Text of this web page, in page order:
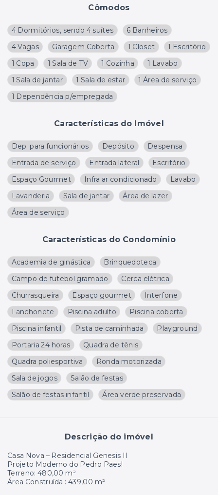
Cômodos
4 Dormitórios, sendo 4 suítes
6 Banheiros
4 Vagas
Garagem Coberta 1 Closet
1 Escritório
1 Copa
1 Sala de TV 1 Cozinha
1 Lavabo
1 Sala de jantar
1 Sala de estar
1 Área de serviço
1 Dependência p/empregada
Características do Imóvel
Dep. para funcionários Depósito
Despensa
Entrada de serviço
Entrada lateral
Escritório
Espaço Gourmet
Infra ar condicionado
Lavabo
Lavanderia
Sala de jantar
Área de lazer
Área de serviço
Características do Condomínio
Academia de ginástica
Brinquedoteca
Campo de futebol gramado
Cerca elétrica
Churrasqueira
Espaço gourmet
Interfone
Lanchonete
Piscina adulto
Piscina coberta
Piscina infantil
Pista de caminhada
Playground
Portaria 24 horas
Quadra de tênis
Quadra poliesportiva
Ronda motorizada
Sala de jogos
Salão de festas
Salão de festas infantil
Área verde preservada
Descrição do imóvel
Casa Nova – Residencial Genesis II
Projeto Moderno do Pedro Paes!
Terreno: 480,00 m²
Área Construída : 439,00 m²